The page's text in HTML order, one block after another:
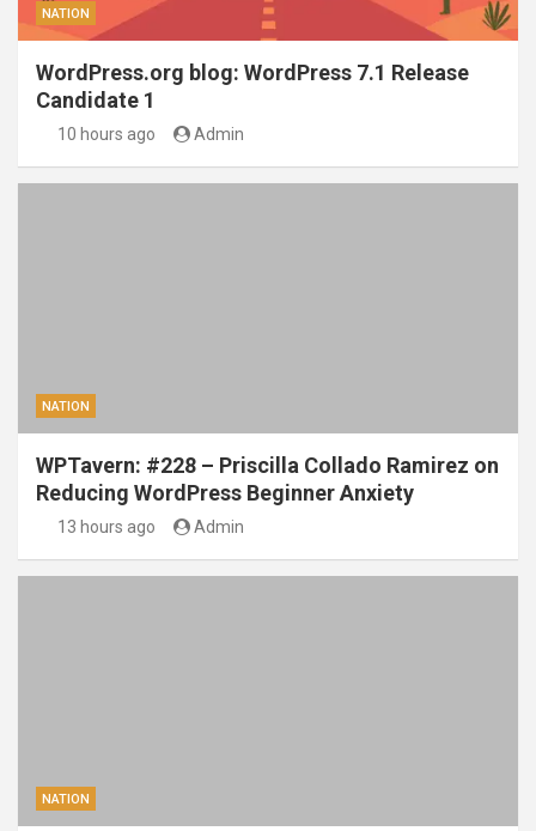
NATION
WordPress.org blog: WordPress 7.1 Release
Candidate 1
10 hours ago Admin
NATION
WPTavern: #228 – Priscilla Collado Ramirez on
Reducing WordPress Beginner Anxiety
13 hours ago Admin
NATION